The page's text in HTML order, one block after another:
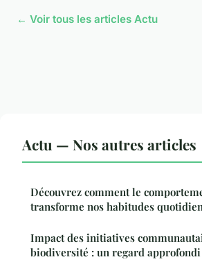
← Voir tous les articles Actu
Actu — Nos autres articles
Découvrez comment le
transforme nos habitudes
Impact des initiatives
biodiversité : un regard approfondi